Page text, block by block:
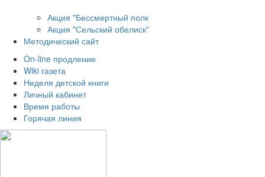
Акция "Бессмертный полк
Акция "Сельский обелиск"
Методический сайт
On-line продление
Wiki газета
Неделя детской книги
Личный кабинет
Время работы
Горячая линия